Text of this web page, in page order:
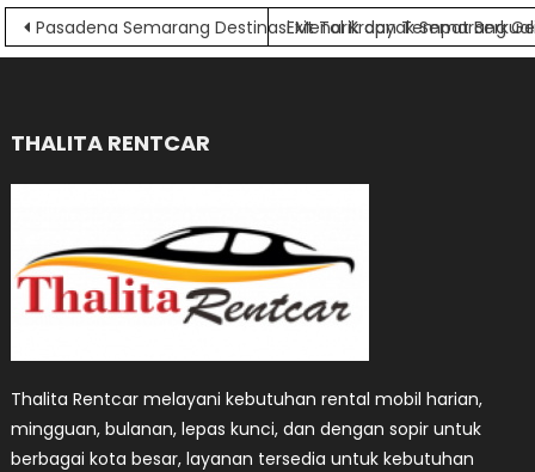
Navigasi
Pasadena Semarang Destinasi Menarik dan Tempat
Exit Tol Krapyak Semarang
THALITA RENTCAR
Thalita Rentcar melayani kebutuhan rental mobil harian,
mingguan, bulanan, lepas kunci, dan dengan sopir untuk
berbagai kota besar, layanan tersedia untuk kebutuhan